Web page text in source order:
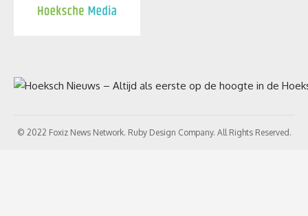
© 2022 Foxiz News Network. Ruby Design Company. All Rights Reserved.